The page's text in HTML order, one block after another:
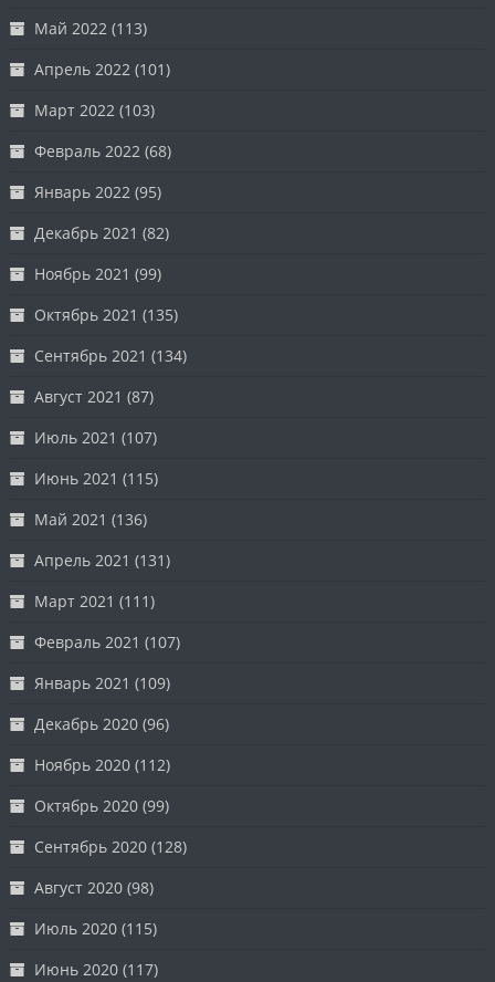
Май 2022 (113)
Апрель 2022 (101)
Март 2022 (103)
Февраль 2022 (68)
Январь 2022 (95)
Декабрь 2021 (82)
Ноябрь 2021 (99)
Октябрь 2021 (135)
Сентябрь 2021 (134)
Август 2021 (87)
Июль 2021 (107)
Июнь 2021 (115)
Май 2021 (136)
Апрель 2021 (131)
Март 2021 (111)
Февраль 2021 (107)
Январь 2021 (109)
Декабрь 2020 (96)
Ноябрь 2020 (112)
Октябрь 2020 (99)
Сентябрь 2020 (128)
Август 2020 (98)
Июль 2020 (115)
Июнь 2020 (117)